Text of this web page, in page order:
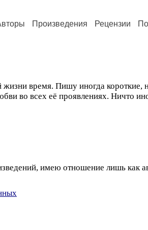
Произведения Рецензии
время. Пишу иногда
во всех её проявлениях. Ничто
имею отношение лишь как